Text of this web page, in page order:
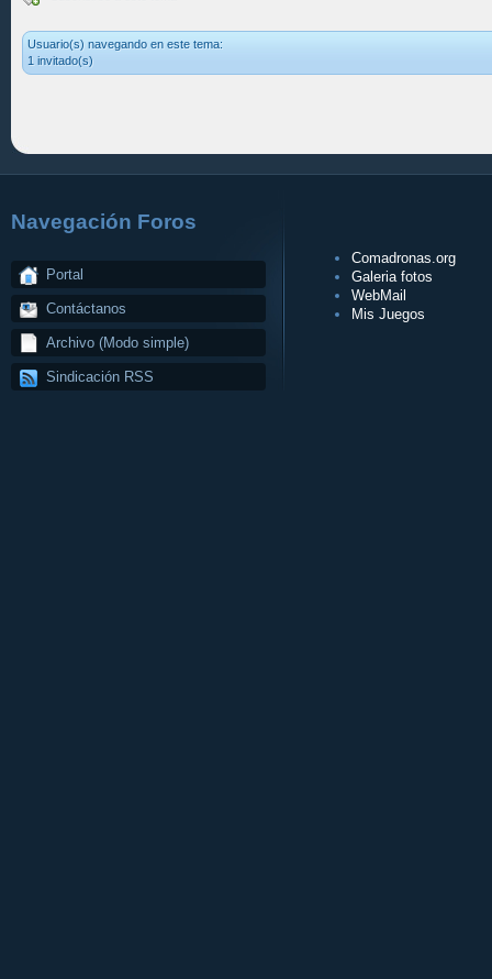
Usuario(s) navegando en este tema:
1 invitado(s)
Navegación Foros
Portal
Contáctanos
Archivo (Modo simple)
Sindicación RSS
Comadronas.org
Galeria fotos
WebMail
Mis Juegos